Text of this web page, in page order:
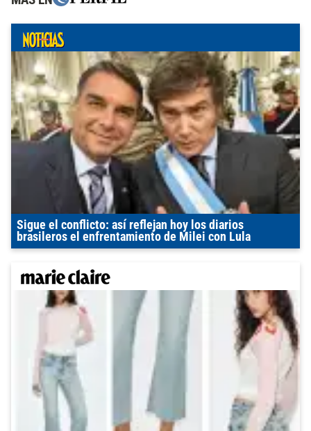
Sigue el conflicto: así reflejan hoy los diarios
brasileros el enfrentamiento de Milei con Lula